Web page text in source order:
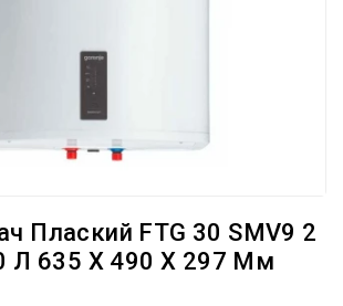
Плаский FTG 30 SMV9 2
Л 635 X 490 X 297 Мм